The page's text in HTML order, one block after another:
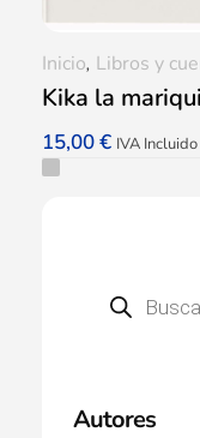
Kika la
15,00€ IVA Incluido
Inicio, Libros y
Autores